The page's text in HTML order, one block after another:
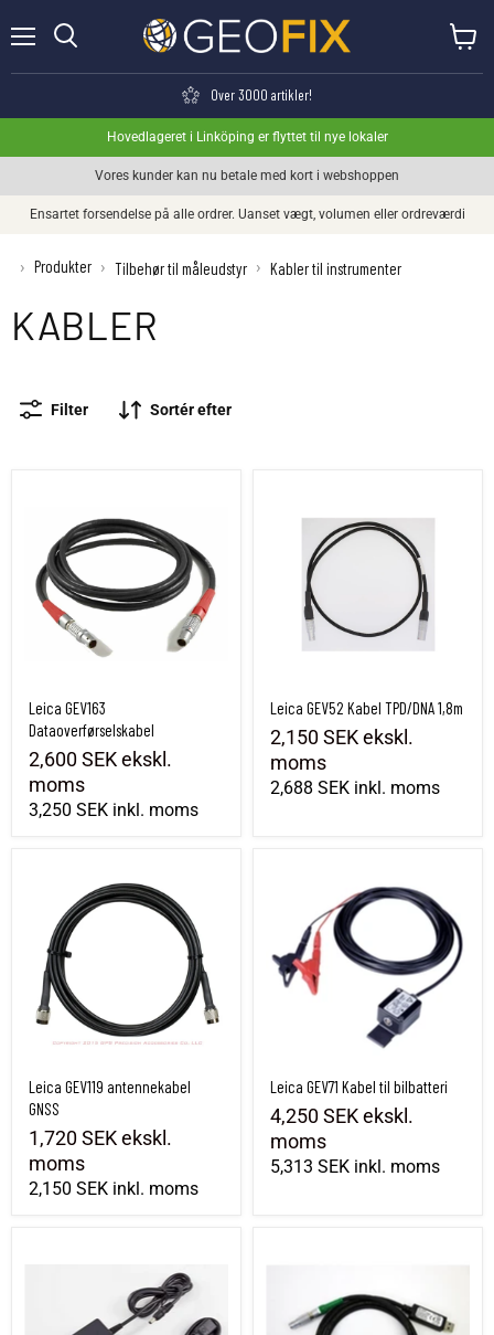
Over 3000 artikler!
Hovedlageret i Linköping er flyttet til nye lokaler
Vores kunder kan nu betale med kort i webshoppen
Ensartet forsendelse på alle ordrer. Uanset vægt, volumen eller ordreværdi
› Produkter › Tilbehør til måleudstyr › Kabler til instrumenter
KABLER
Filter Sortér efter
Leica GEV163
Dataoverførselskabel
2,600 SEKekskl.
moms
3,250 SEK inkl. moms
Leica GEV52 Kabel TPD/DNA 1,8m
2,150 SEKekskl.
moms
2,688 SEK inkl. moms
Leica GEV119 antennekabel
GNSS
1,720 SEKekskl.
moms
2,150 SEK inkl. moms
Leica GEV71 Kabel til bilbatteri
4,250 SEKekskl.
moms
5,313 SEK inkl. moms